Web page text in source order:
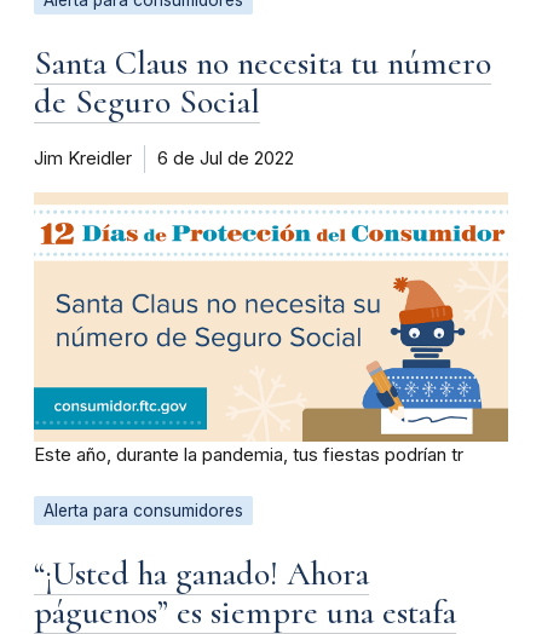
Santa Claus no necesita tu número
de Seguro Social
Jim Kreidler 6 de Jul de 2022
Este año, durante la pandemia, tus fiestas podrían tr
Alerta para consumidores
“¡Usted ha ganado! Ahora
páguenos” es siempre una estafa